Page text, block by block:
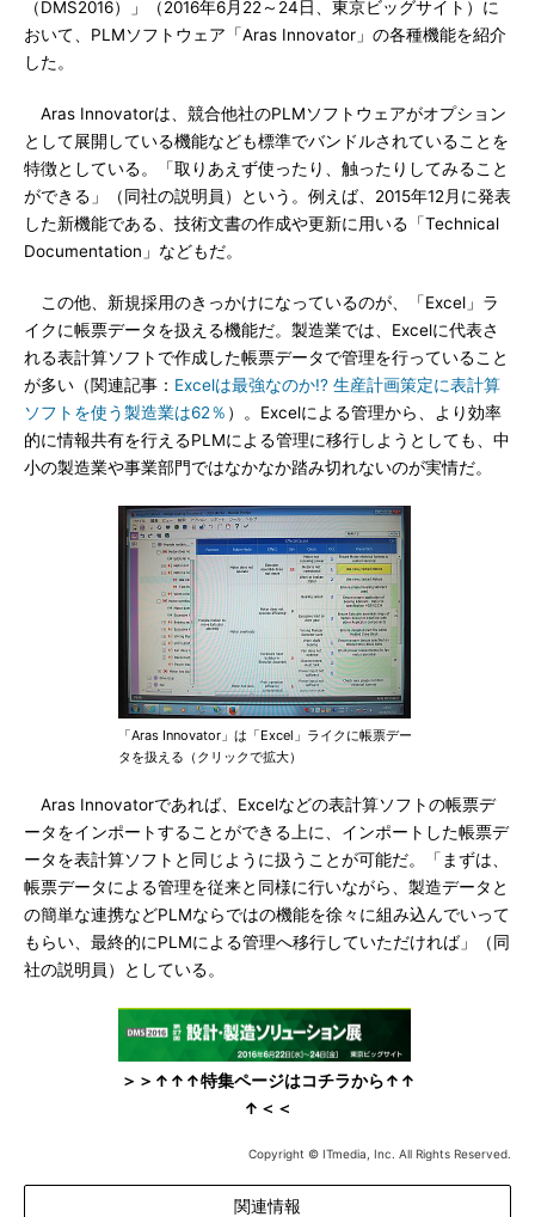
（DMS2016）」（2016年6月22～24日、東京ビッグサイト）に
おいて、PLMソフトウェア「Aras Innovator」の各種機能を紹介
した。
Aras Innovatorは、競合他社のPLMソフトウェアがオプション
として展開している機能なども標準でバンドルされていることを
特徴としている。「取りあえず使ったり、触ったりしてみること
ができる」（同社の説明員）という。例えば、2015年12月に発表
した新機能である、技術文書の作成や更新に用いる「Technical
Documentation」などもだ。
この他、新規採用のきっかけになっているのが、「Excel」ラ
イクに帳票データを扱える機能だ。製造業では、Excelに代表さ
れる表計算ソフトで作成した帳票データで管理を行っていること
が多い（関連記事： Excelは最強なのか!? 生産計画策定に表計算
ソフトを使う製造業は62％ ）。Excelによる管理から、より効率
的に情報共有を行えるPLMによる管理に移行しようとしても、中
小の製造業や事業部門ではなかなか踏み切れないのが実情だ。
「Aras Innovator」は「Excel」ライクに帳票デー
タを扱える（クリックで拡大）
Aras Innovatorであれば、Excelなどの表計算ソフトの帳票デ
ータをインポートすることができる上に、インポートした帳票デ
ータを表計算ソフトと同じように扱うことが可能だ。「まずは、
帳票データによる管理を従来と同様に行いながら、製造データと
の簡単な連携などPLMならではの機能を徐々に組み込んでいって
もらい、最終的にPLMによる管理へ移行していただければ」（同
社の説明員）としている。
＞＞↑↑↑特集ページはコチラから↑↑
↑＜＜
Copyright © ITmedia, Inc. All Rights Reserved.
関連情報